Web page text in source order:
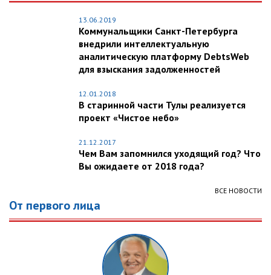
13.06.2019
Коммунальщики Санкт-Петербурга
внедрили интеллектуальную
аналитическую платформу DebtsWeb
для взыскания задолженностей
12.01.2018
В старинной части Тулы реализуется
проект «Чистое небо»
21.12.2017
Чем Вам запомнился уходящий год? Что
Вы ожидаете от 2018 года?
ВСЕ НОВОСТИ
От первого лица